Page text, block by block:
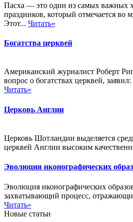
Пасха — это один из самых важных
праздников, который отмечается во
Этот... Читать»
Богатства церквей
Американский журналист Роберт
вопрос о богатствах церквей,
Читать»
Церковь Англии
Церковь Шотландии выделяется
церквей Англии высоким
Эволюция иконографических
Эволюция иконографических
захватывающий процесс,
Читать»
Новые статьи